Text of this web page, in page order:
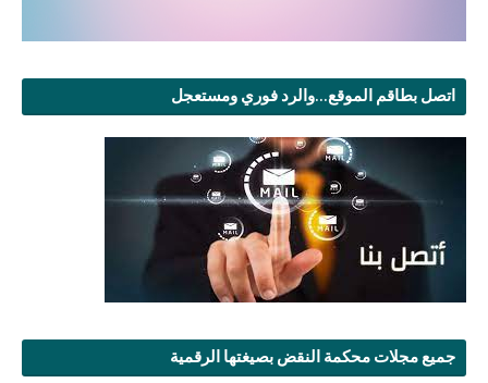
اتصل بطاقم الموقع...والرد فوري ومستعجل
جميع مجلات محكمة النقض بصيغتها الرقمية